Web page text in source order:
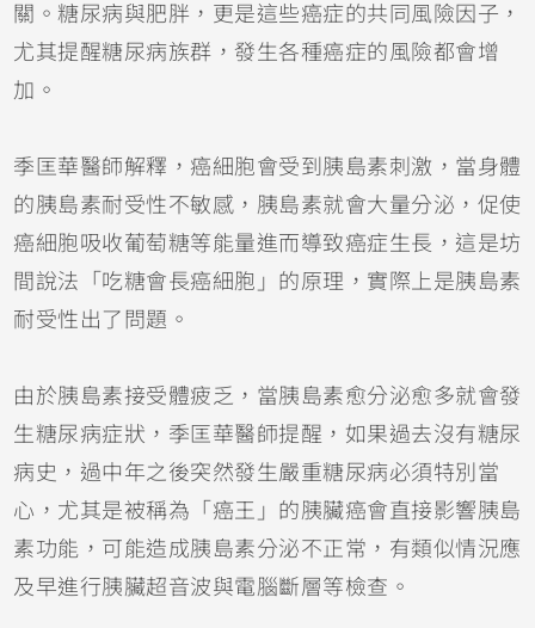
關。糖尿病與肥胖，更是這些癌症的共同風險因子，
尤其提醒糖尿病族群，發生各種癌症的風險都會增
加。
季匡華醫師解釋，癌細胞會受到胰島素刺激，當身體
的胰島素耐受性不敏感，胰島素就會大量分泌，促使
癌細胞吸收葡萄糖等能量進而導致癌症生長，這是坊
間說法「吃糖會長癌細胞」的原理，實際上是胰島素
耐受性出了問題。
由於胰島素接受體疲乏，當胰島素愈分泌愈多就會發
生糖尿病症狀，季匡華醫師提醒，如果過去沒有糖尿
病史，過中年之後突然發生嚴重糖尿病必須特別當
心，尤其是被稱為「癌王」的胰臟癌會直接影響胰島
素功能，可能造成胰島素分泌不正常，有類似情況應
及早進行胰臟超音波與電腦斷層等檢查。